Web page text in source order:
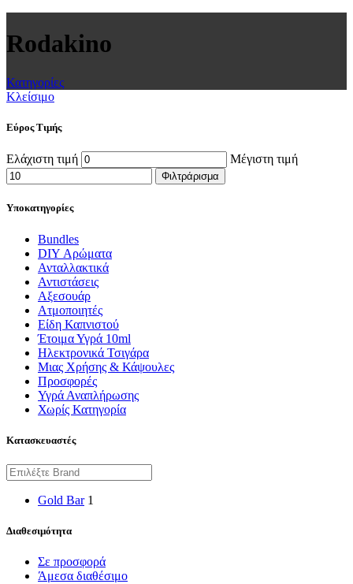
Rodakino
Κατηγορίες
Κλείσιμο
Εύρος Τιμής
Ελάχιστη τιμή Μέγιστη τιμή
Φιλτράρισμα
Υποκατηγορίες
Bundles
DIY Αρώματα
Ανταλλακτικά
Αντιστάσεις
Αξεσουάρ
Ατμοποιητές
Είδη Καπνιστού
Έτοιμα Υγρά 10ml
Ηλεκτρονικά Τσιγάρα
Μιας Χρήσης & Κάψουλες
Προσφορές
Υγρά Αναπλήρωσης
Χωρίς Κατηγορία
Κατασκευαστές
Gold Bar 1
Διαθεσιμότητα
Σε προσφορά
Άμεσα διαθέσιμο